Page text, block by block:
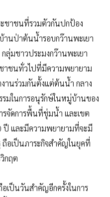
ชาชนที่รวมตัวกันปกป้อง
นป่าต้นน้ำรอบกว๊านพะเยา
ลุ่มชาวประมงกว๊านพะเยา
าชนทั่วไปที่มีความพยายาม
านร่วมกันตั้งแต่ต้นน้ำ กลาง
รมในการอนุรักษ์ในหมู่บ้านของ
รจัดการพื้นที่ชุ่มน้ำ และเขต
ปี และมีความพยายามที่จะมี
อเป็นภาระกิจสำคัญในยุคที่
กฤต
ป็นวันสำคัญอีกครั้งในการ